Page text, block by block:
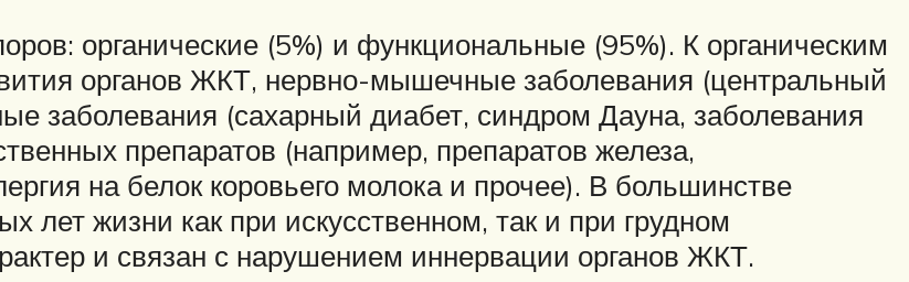
органические (5%) и функциональные (95%). К органическим
органов ЖКТ, нервно-мышечные заболевания (центральный
заболевания (сахарный диабет, синдром Дауна, заболевания
препаратов (например, препаратов железа,
на белок коровьего молока и прочее). В большинстве
лет жизни как при искусственном, так и при грудном
и связан с нарушением иннервации органов ЖКТ.